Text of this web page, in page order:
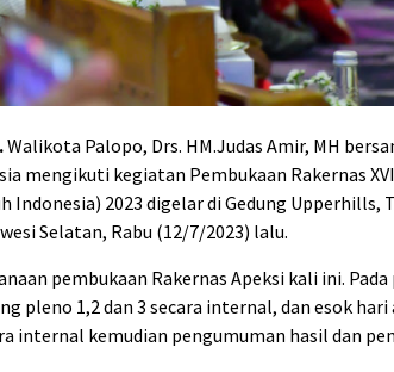
Walikota Palopo, Drs. HM.Judas Amir, MH
mengikuti kegiatan Pembukaan Rakernas
Indonesia) 2023 digelar di Gedung Upperhills,
Selatan, Rabu (12/7/2023) lalu.
pembukaan Rakernas Apeksi kali ini.
pleno 1,2 dan 3 secara internal, dan esok hari
internal kemudian pengumuman hasil dan